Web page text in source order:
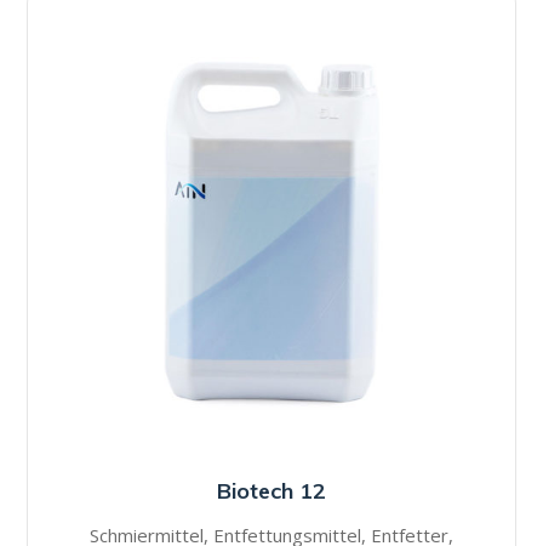
Biotech 12
Schmiermittel, Entfettungsmittel, Entfetter,